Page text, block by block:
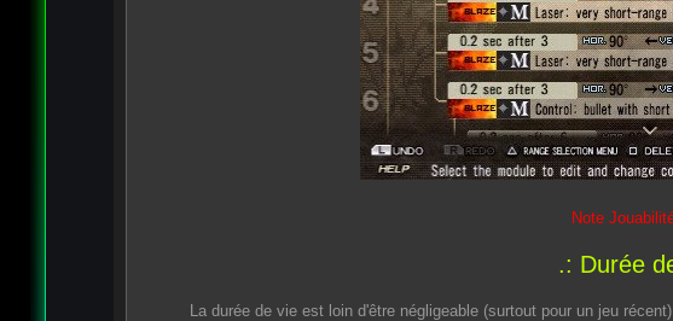
Note
.: Durée
La durée de vie est loin d'être négligeable (surtout pour un jeu